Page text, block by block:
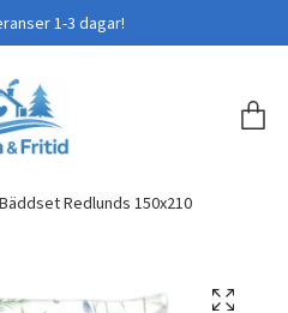
1-3 dagar!
Redlunds 150x210